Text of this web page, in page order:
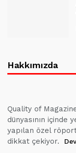
Hakkımızda
Quality of
dünyasının içinde
yapılan özel
dikkat çekiyor.